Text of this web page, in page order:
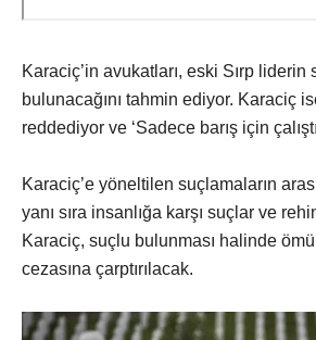
Karaciç’in avukatları, eski Sırp liderin
bulunacağını tahmin ediyor. Karaciç
reddediyor ve ‘Sadece barış için
Karaciç’e yöneltilen suçlamaların
yanı sıra insanlığa karşı suçlar ve
Karaciç, suçlu bulunması halinde
cezasına çarptırılacak.